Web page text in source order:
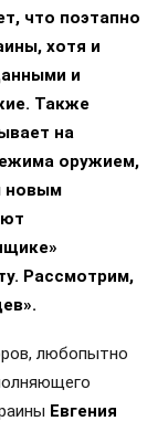
что поэтапно
хотя и
и
Также
на
оружием,
новым
Рассмотрим,
любопытно
Евгения